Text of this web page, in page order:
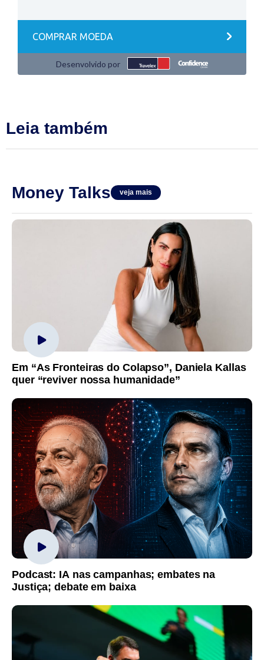
Leia também
Money Talks veja mais
Em “As Fronteiras do Colapso”, Daniela Kallas
quer “reviver nossa humanidade”
Podcast: IA nas campanhas; embates na
Justiça; debate em baixa